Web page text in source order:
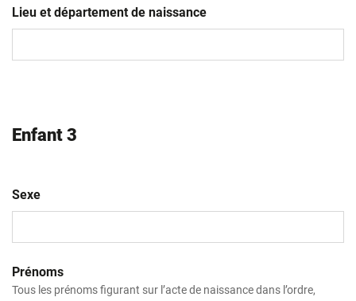
slash
MM
Lieu et département de naissance
Enfant 3
Sexe
Prénoms
Tous les prénoms figurant sur l’acte de naissance dans l’ordre,